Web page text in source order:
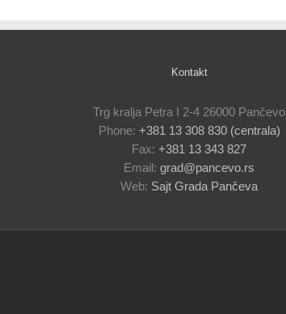
Kontakt
Trg kralja Petra I 2-4 26000 Pančevo
Phone: +381 13 308 830 (centrala)
Fax: +381 13 343 827
Email: grad@pancevo.rs
Web: Sajt Grada Pančeva